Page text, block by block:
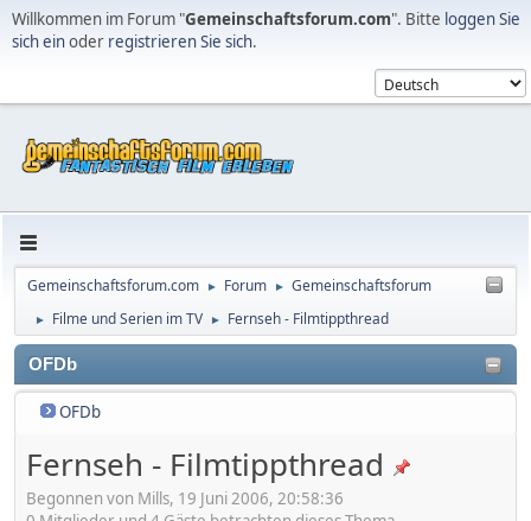
Willkommen im Forum "Gemeinschaftsforum.com". Bitte loggen Sie
sich einoder registrieren Sie sich.
Gemeinschaftsforum.com ► Forum ► Gemeinschaftsforum
► Filme und Serien im TV ► Fernseh - Filmtippthread
OFDb
OFDb
Fernseh - Filmtippthread
Begonnen von Mills, 19 Juni 2006, 20:58:36